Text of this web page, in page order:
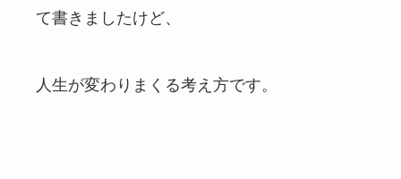
て書きましたけど、
人生が変わりまくる考え方です。